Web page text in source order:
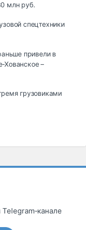
млн руб.
спецтехники
привели в
Хованское –
грузовиками